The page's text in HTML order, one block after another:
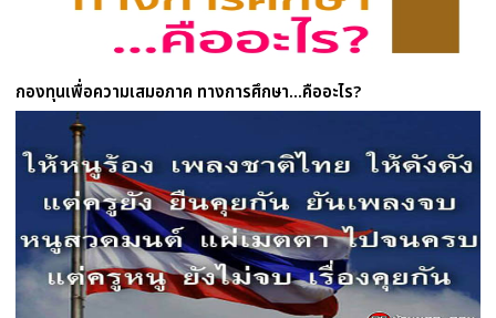
กองทุนเพื่อความเสมอภาค ทางการศึกษา...คืออะไร?